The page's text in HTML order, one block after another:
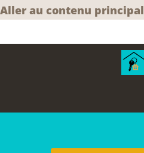
Aller au contenu principal